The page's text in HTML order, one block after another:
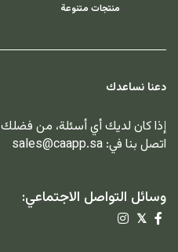
منتجات متنوعة
دعنا نساعدك
إذا كان لديك أي أسئلة، من فضلك
اتصل بنا في: sales@caapp.sa
وسائل التواصل الاجتماعي:
𝕏